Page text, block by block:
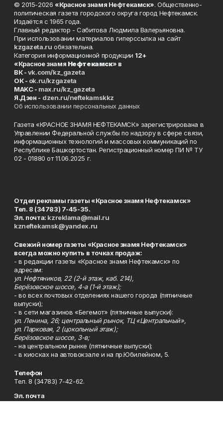
© 2015-2026 «Красное знамя Нефтекамск». Общественно-
политическая газета городского округа город Нефтекамск.
Издаётся с 1965 года.
Главный редактор - Сабитова Людмила Валерьяновна.
При использовании материалов гиперссылка на сайт
kzgazeta.ru обязательна.
Категория информационной продукции 12+
«Красное знамя Нефтекамск» в
ВК -vk.com/kz_gazeta
ОК - ok.ru/kzgazeta
MAKC - max.ru/kz_gazeta
Я.Дзен - dzen.ru/neftekamskkz
Об использовании персональных данных
Газета «КРАСНОЕ ЗНАМЯ НЕФТЕКАМСК» зарегистрирована в
Управлении Федеральной службы по надзору в сфере связи,
информационных технологий и массовых коммуникаций по
Республике Башкортостан. Регистрационный номер ПИ № ТУ
02 - 01880 от 11.06.2025 г.
Отдел рекламы газеты «Красное знамя Нефтекамск»
Тел. 8 (34783) 7-45-35.
Эл. почта: kzreklama@mail.ru
kzneftekamsk@yandex.ru
Свежий номер газеты «Красное знамя Нефтекамск»
всегда можно купить в точках продаж:
- в редакции газеты «Красное знамя Нефтекамск» по
адресам:
ул. Нефтяников, 22 (2-й этаж, каб. 214),
Берёзовское шоссе, 4-а (1-й этаж);
- во всех почтовых отделениях нашего города (пятничные
выпуски);
- в сети магазинов «Бегемот» (пятничные выпуски):
ул. Ленина, 26; центральный рынок, ТЦ «Центральный»,
ул. Парковая, 2 (цокольный этаж);
Берёзовское шоссе, 3-в;
- на центральном рынке (пятничные выпуски);
- в киосках на автовокзале и на пр.Юбилейном, 5.
Телефон
Тел. 8 (34783) 7-42-62.
Эл. почта